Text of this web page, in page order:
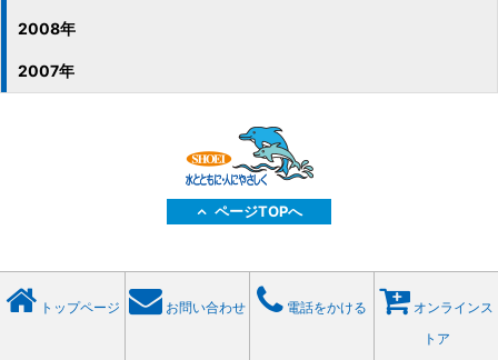
2008年
2007年
ページTOPへ
トップページ お問い合わせ 電話をかける
オンラインス
トア